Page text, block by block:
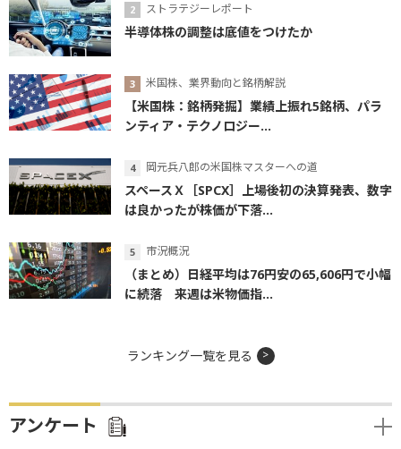
ストラテジーレポート
半導体株の調整は底値をつけたか
米国株、業界動向と銘柄解説
【米国株：銘柄発掘】業績上振れ5銘柄、パラ
ンティア・テクノロジー...
岡元兵八郎の米国株マスターへの道
スペースＸ［SPCX］上場後初の決算発表、数字
は良かったが株価が下落...
市況概況
（まとめ）日経平均は76円安の65,606円で小幅
に続落 来週は米物価指...
ランキング一覧を見る
アンケート